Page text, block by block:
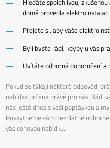
Hledáte spolehlivou,
domě provedla
Přejete si, aby vaše
Byli byste rádi, kdyby u vás
Uvítáte odborná doporučení
Pokud se týkají některé odpovědi
nabídka určena právě pro vás. Rádi
nás ještě dnes s vaší poptávkou a
Poskytneme vám bezplatně
vás cenovou nabídku.